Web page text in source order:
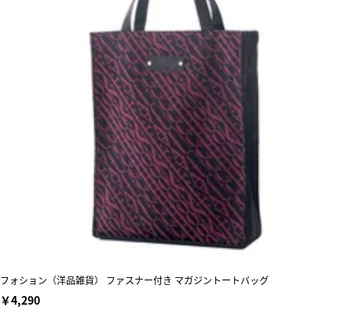
フォション（洋品雑貨） ファスナー付き マガジントートバッグ
￥4,290